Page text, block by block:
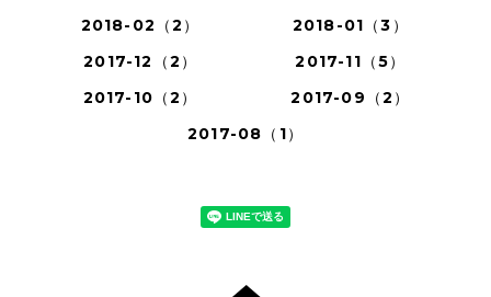
2018-02（2）
2018-01（3）
2017-12（2）
2017-11（5）
2017-10（2）
2017-09（2）
2017-08（1）